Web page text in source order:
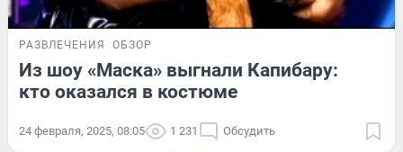
РАЗВЛЕЧЕНИЯ ОБЗОР
Из шоу «Маска» выгнали Капибару:
кто оказался в костюме
24 февраля, 2025, 08:05 1 231 Обсудить